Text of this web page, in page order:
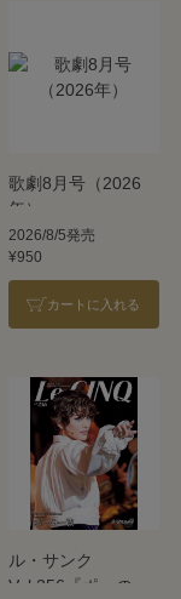
歌劇8月号（2026
年）
2026/8/5発売
¥950
カートに入れる
ル・サンク
Vol.256『ポーの一